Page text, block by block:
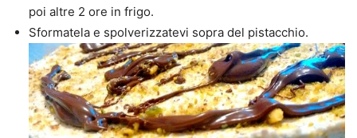
poi altre 2 ore in frigo.
Sformatela e spolverizzatevi sopra del pistacchio.